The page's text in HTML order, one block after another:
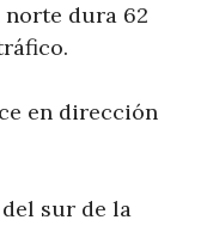
dura 62
en dirección
sur de la